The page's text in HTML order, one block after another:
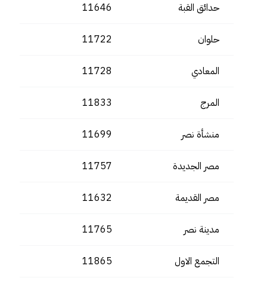
حدائق القبة 11646
حلوان 11722
المعادي 11728
المرج 11833
منشأة نصر 11699
مصر الجديدة 11757
مصر القديمة 11632
مدينة نصر 11765
التجمع الاول 11865